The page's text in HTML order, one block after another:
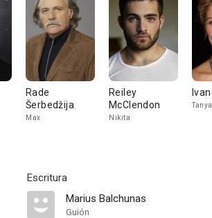
Rade
Šerbedžija
Max
Reiley
McClendon
Nikita
Tanya
Escritura
Marius Balchunas
Guión